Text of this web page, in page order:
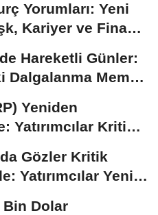
Yorumları: Yeni
Kariyer ve Finans
Hareketli Günler:
Dalgalanma Meme
Yeniden
Yatırımcılar Kritik
Gözler Kritik
Yatırımcılar Yeni
Dolar